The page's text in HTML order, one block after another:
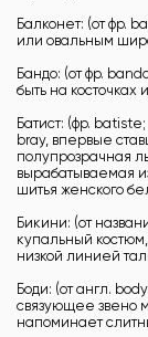
Балконет: (от фр.
или овальным
Бандо: (от фр.
быть на косточках
Батист: (фр.
bray, впервые
полупрозрачная
вырабатываемая
шитья женского
Бикини: (от
купальный
низкой линией
Боди: (от англ.
связующее звено
напоминает